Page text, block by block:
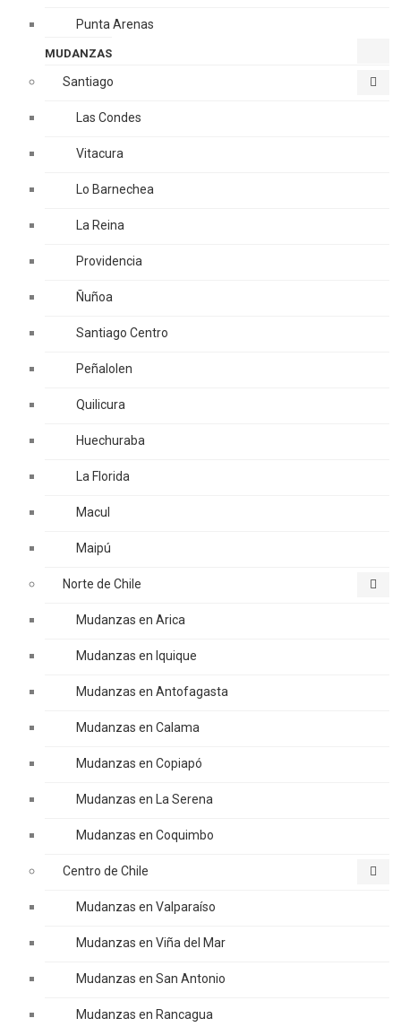
Punta Arenas
MUDANZAS
Santiago
Las Condes
Vitacura
Lo Barnechea
La Reina
Providencia
Ñuñoa
Santiago Centro
Peñalolen
Quilicura
Huechuraba
La Florida
Macul
Maipú
Norte de Chile
Mudanzas en Arica
Mudanzas en Iquique
Mudanzas en Antofagasta
Mudanzas en Calama
Mudanzas en Copiapó
Mudanzas en La Serena
Mudanzas en Coquimbo
Centro de Chile
Mudanzas en Valparaíso
Mudanzas en Viña del Mar
Mudanzas en San Antonio
Mudanzas en Rancagua